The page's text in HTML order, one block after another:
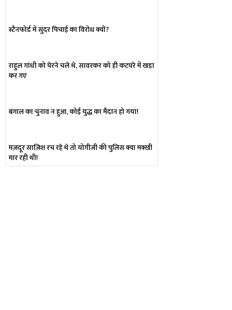
स्टैनफोर्ड में सुंदर पिचाई का विरोध क्यों?
राहुल गांधी को घेरने चले थे, सावरकर को ही कटघरे में खड़ा
कर गए
बंगाल का चुनाव न हुआ, कोई युद्ध का मैदान हो गया!
मज़दूर साज़िश रच रहे थे तो योगीजी की पुलिस क्या मक्खी
मार रही थी!